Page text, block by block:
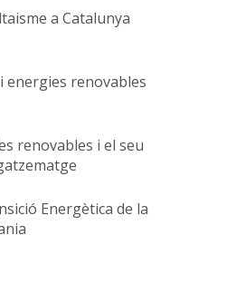
a Catalunya
energies renovables
renovables i el seu
Energètica de la